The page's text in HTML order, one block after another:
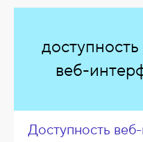
доступность
веб-
Доступность